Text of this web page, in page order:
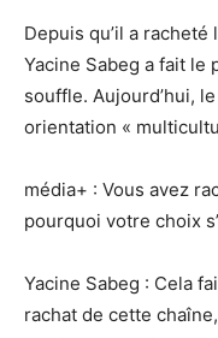
Depuis qu’il a racheté
Yacine Sabeg a fait le
souffle. Aujourd’hui,
orientation «
média+ : Vous avez
pourquoi votre choix
Yacine Sabeg : Cela
rachat de cette